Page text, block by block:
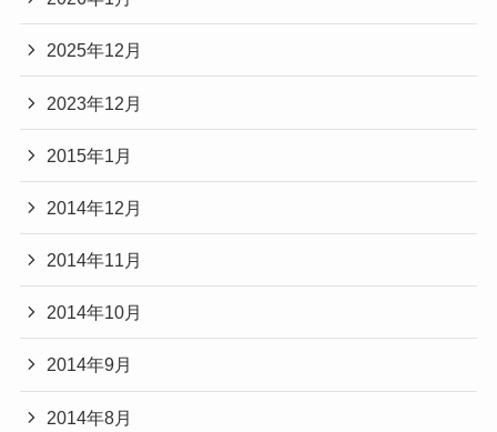
2025年12月
2023年12月
2015年1月
2014年12月
2014年11月
2014年10月
2014年9月
2014年8月